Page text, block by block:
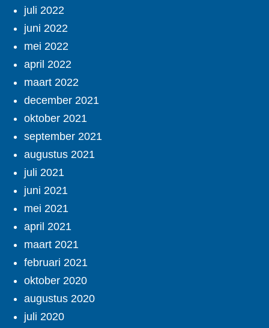
juli 2022
juni 2022
mei 2022
april 2022
maart 2022
december 2021
oktober 2021
september 2021
augustus 2021
juli 2021
juni 2021
mei 2021
april 2021
maart 2021
februari 2021
oktober 2020
augustus 2020
juli 2020